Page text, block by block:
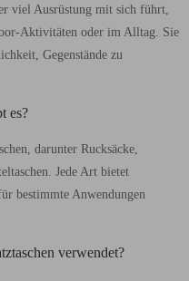
viel Ausrüstung mit sich führt,
Aktivitäten oder im Alltag. Sie
Gegenstände zu
es?
darunter Rucksäcke,
Jede Art bietet
bestimmte Anwendungen
verwendet?